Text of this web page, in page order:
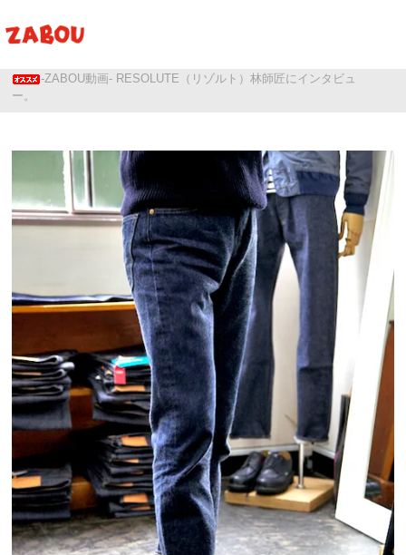
-ZABOU動画- RESOLUTE（リゾルト）林師匠にインタビュ
ー。